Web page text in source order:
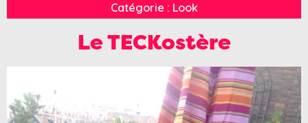
Catégorie : Look
Le TECKostère